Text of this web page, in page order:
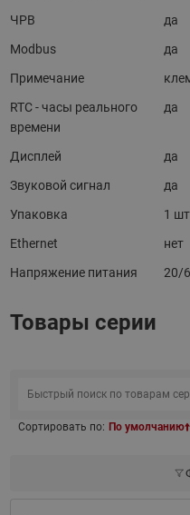
ЧРВ
да
Modbus
да
Примечание
RTC - часы реального
времени
да
Дисплей
да
Звуковой сигнал
да
Упаковка
1 шт
Ethernet
нет
Напряжение питания
20/
Товары серии
Сортировать по: По умолчанию